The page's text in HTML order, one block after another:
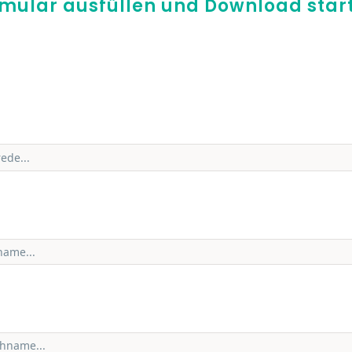
ausfüllen und Download